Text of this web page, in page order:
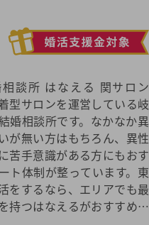
談所 はなえる 関サロン
型サロンを運営している岐
婚相談所です。なかなか異
が無い方はもちろん、異性
苦手意識がある方にもおす
ト体制が整っています。東
をするなら、エリアでも最
持つはなえるがおすすめで